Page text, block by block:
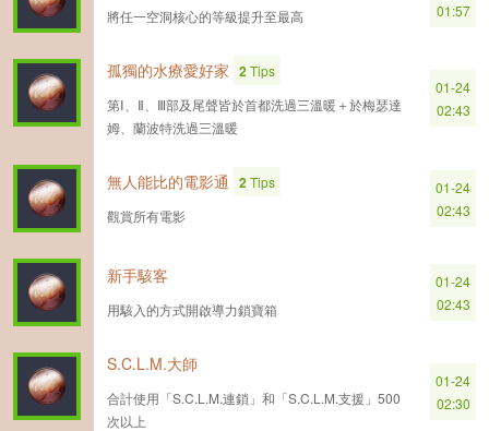
將任一空洞核心的等級提升至最高
01:57
孤獨的水療愛好家 2Tips
第Ⅰ、Ⅱ、Ⅲ部及尾聲皆於首都洗過三溫暖＋於梅瑟達
姆、蘭波特洗過三溫暖
01-24
02:43
無人能比的電影通 2Tips
觀賞所有電影
01-24
02:43
新手駭客
用駭入的方式開啟導力鎖寶箱
01-24
02:43
S.C.L.M.大師
合計使用「S.C.L.M.連鎖」和「S.C.L.M.支援」500
次以上
01-24
02:30